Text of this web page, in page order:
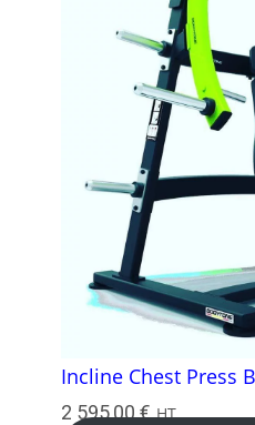
Incline Chest Press
2 595,00€ HT